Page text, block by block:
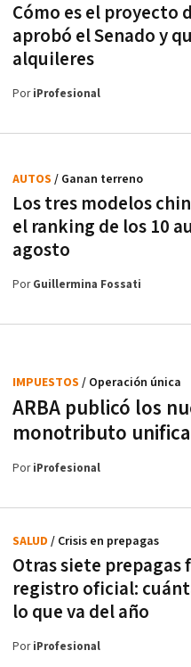
Cómo es el proyecto
aprobó el Senado y
alquileres
PoriProfesional
Los tres modelos
el ranking de los 10
agosto
AUTOS / Ganan terreno
PorGuillermina Fossati
ARBA publicó los
monotributo
IMPUESTOS / Operación única
PoriProfesional
Otras siete prepagas
registro oficial:
lo que va del año
SALUD / Crisis en prepagas
PoriProfesional